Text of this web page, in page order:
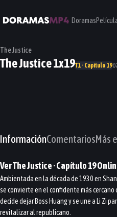
Doramas
The Justice
The Justice 1x19T1 · Capítulo 19
InformaciónComentariosMás
VerThe Justice· Capítulo19
Ambientada en la década de 1930 en
se convierte en el confidente más cercano
decide dejar Boss Huang y se une a Li Zi
revitalizar al republicano.